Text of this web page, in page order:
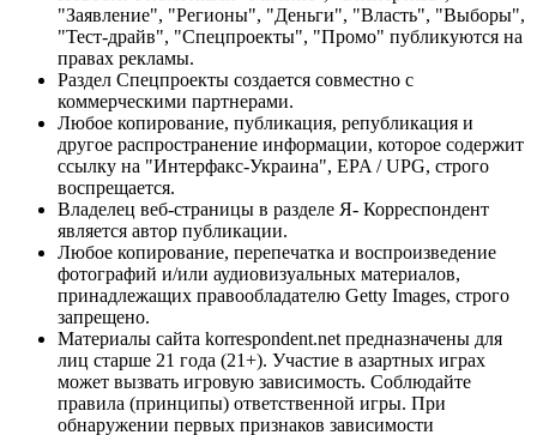
"Заявление", "Регионы", "Деньги", "Власть", "Выборы",
"Тест-драйв", "Спецпроекты", "Промо" публикуются на
правах рекламы.
Раздел Спецпроекты создается совместно с
коммерческими партнерами.
Любое копирование, публикация, републикация и
другое распространение информации, которое содержит
ссылку на "Интерфакс-Украина", EPA / UPG, строго
воспрещается.
Владелец веб-страницы в разделе Я- Корреспондент
является автор публикации.
Любое копирование, перепечатка и воспроизведение
фотографий и/или аудиовизуальных материалов,
принадлежащих правообладателю Getty Images, строго
запрещено.
Материалы сайта korrespondent.net предназначены для
лиц старше 21 года (21+). Участие в азартных играх
может вызвать игровую зависимость. Соблюдайте
правила (принципы) ответственной игры. При
обнаружении первых признаков зависимости